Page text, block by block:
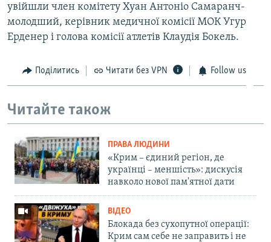
увійшли член комітету Хуан Антоніо Самаранч-
молодший, керівник медичної комісії МОК Угур
Ерденер і голова комісії атлетів Клаудія Бокель.
Поділитись Читати без VPN Follow us
Читайте також
ПРАВА ЛЮДИНИ
«Крим – єдиний регіон, де
українці – меншість»: дискусія
навколо нової пам'ятної дати
ВІДЕО
Блокада без сухопутної операції:
Крим сам себе не заправить і не